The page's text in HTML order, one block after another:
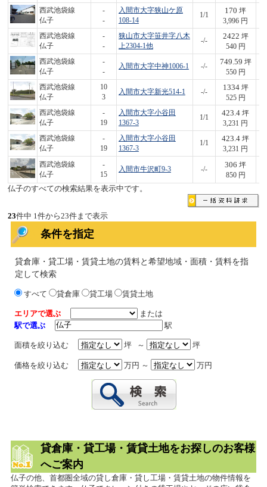
西武池袋線
仏子
-
-
入間市大字狭山ケ原
108-14
1/1
170 坪
3,996 円
西武池袋線
仏子
-
-
狭山市大字笹井字八木
上2304-1他
-/-
2422 坪
540 円
西武池袋線
仏子
-
-
入間市大字中神1006-1 -/-
749.59 坪
550 円
西武池袋線
仏子
10
3
入間市大字新光514-1 -/-
1334坪
525 円
西武池袋線
仏子
-
19
入間市大字小谷田
1367-3
1/1
423.4 坪
3,231 円
西武池袋線
仏子
-
19
入間市大字小谷田
1367-3
1/1
423.4 坪
3,231 円
西武池袋線
仏子
-
15
入間市牛沢町9-3 -/-
306 坪
850 円
仏子のすべての検索結果を表示中です。
23件中 1件から23件まで表示
条件を指定
貸倉庫・貸工場・賃貸土地の賃料と希望地域・面積・賃料を指
定して検索
すべて 貸倉庫 貸工場 賃貸土地
エリアで選ぶ
または
駅で選ぶ
駅
面積を絞り込む 坪 ～ 坪
価格を絞り込む 万円 ～ 万円
貸倉庫・貸工場・賃貸土地をお探しのお客様
へご案内
仏子の他、首都圏全域の貸し倉庫・貸し工場・賃貸土地の物件情報を